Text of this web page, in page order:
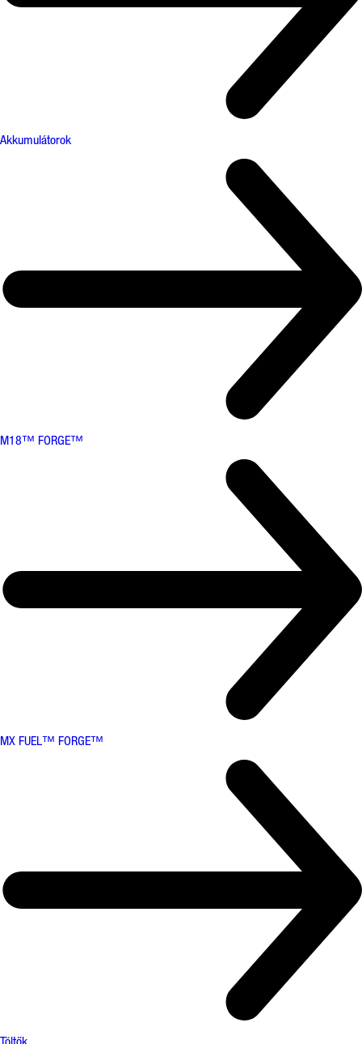
Akkumulátorok
M18™ FORGE™
MX FUEL™ FORGE™
Töltők